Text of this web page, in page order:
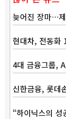
늦어진 장마…
현대차, 전동
4대 금융그룹,
신한금융, 롯
“하이닉스의